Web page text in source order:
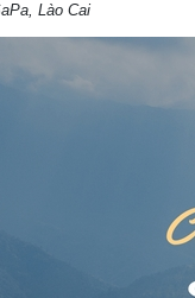
Lào Cai